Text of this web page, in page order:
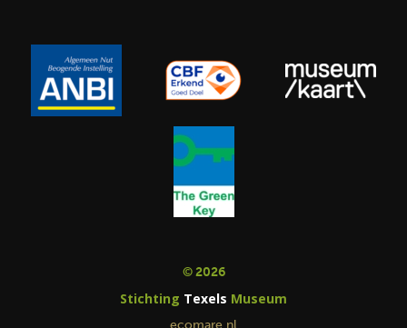
© 2026
Stichting Texels Museum
ecomare.nl